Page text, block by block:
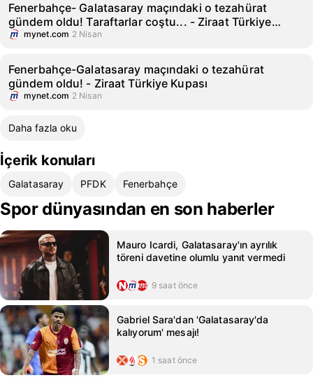
Fenerbahçe- Galatasaray maçındaki o tezahürat
gündem oldu! Taraftarlar coştu... - Ziraat Türkiye
Kupası
mynet.com 2 Nisan
Fenerbahçe-Galatasaray maçındaki o tezahürat
gündem oldu! - Ziraat Türkiye Kupası
mynet.com 2 Nisan
Daha fazla oku
İçerik konuları
Galatasaray PFDK Fenerbahçe
Spor dünyasından en son haberler
Mauro Icardi, Galatasaray'ın ayrılık
töreni davetine olumlu yanıt vermedi
9 saat önce
Gabriel Sara'dan 'Galatasaray'da
kalıyorum' mesajı!
1 saat önce